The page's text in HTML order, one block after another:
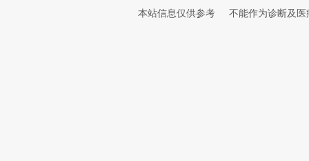
本站信息仅供参考
不能作为诊断及医